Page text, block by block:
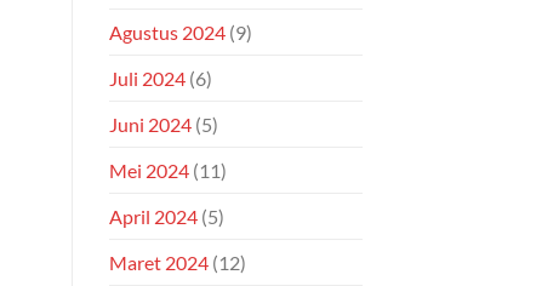
Agustus 2024 (9)
Juli 2024 (6)
Juni 2024 (5)
Mei 2024 (11)
April 2024 (5)
Maret 2024 (12)